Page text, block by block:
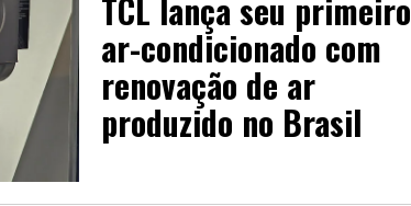
TCL lança seu primeiro
ar-condicionado com
renovação de ar
produzido no Brasil